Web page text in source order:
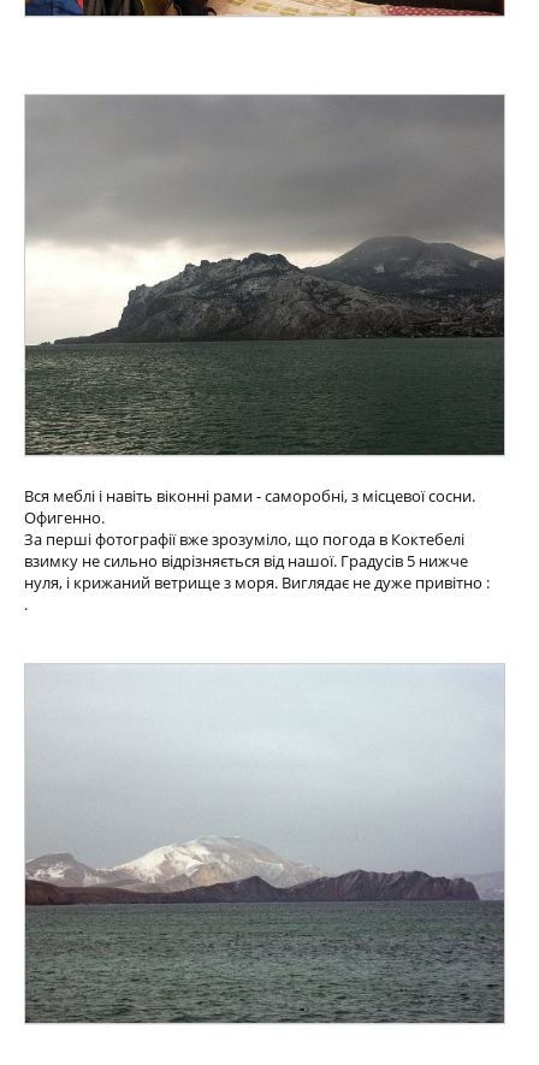
Вся меблі і навіть віконні рами - саморобні, з місцевої сосни.
Офигенно.
За перші фотографії вже зрозуміло, що погода в Коктебелі
взимку не сильно відрізняється від нашої. Градусів 5 нижче
нуля, і крижаний ветрище з моря. Виглядає не дуже привітно :
.